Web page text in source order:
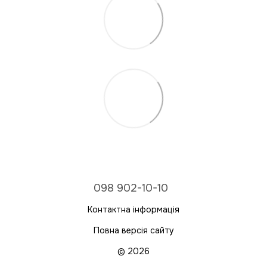
098 902-10-10
Контактна інформація
Повна версія сайту
© 2026